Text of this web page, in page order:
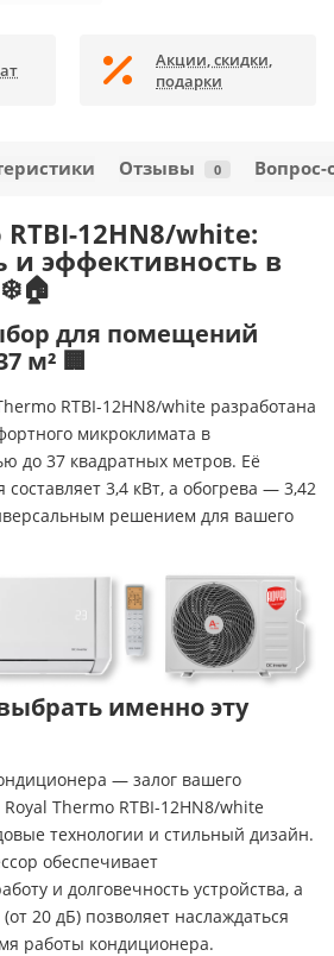
Акции, скидки,
подарки
Отзывы 0 Вопрос-
12HN8/white:
и эффективность в
для помещений
м² 🏢
RTBI-12HN8/white разработана
микроклимата в
до 37 квадратных метров. Её
3,4 кВт, а обогрева — 3,42
решением для вашего
именно эту
— залог вашего
Thermo RTBI-12HN8/white
технологии и стильный дизайн.
обеспечивает
и долговечность устройства, а
20 дБ) позволяет наслаждаться
работы кондиционера.